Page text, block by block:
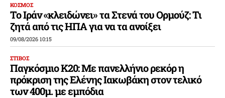
ΚΟΣΜΟΣ
Το Ιράν «κλειδώνει» τα Στενά του Ορμούζ: Τι
ζητά από τις ΗΠΑ για να τα ανοίξει
09/08/2026 10:15
ΣΤΙΒΟΣ
Παγκόσμιο Κ20: Με πανελλήνιο ρεκόρ η
πρόκριση της Ελένης Ιακωβάκη στον τελικό
των 400μ. με εμπόδια